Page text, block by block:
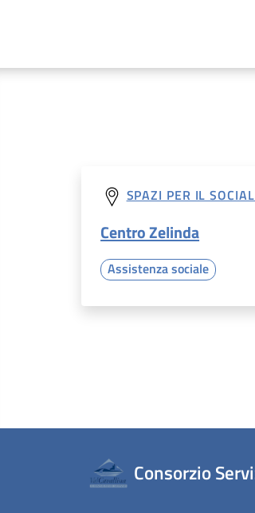
SPAZI PER IL
Centro Zelinda
Assistenza sociale
Consorzio